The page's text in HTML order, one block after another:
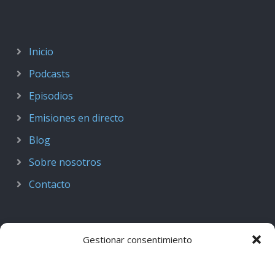
Gestionar consentimiento
Inicio
Podcasts
Episodios
Emisiones en directo
Blog
Sobre nosotros
Contacto